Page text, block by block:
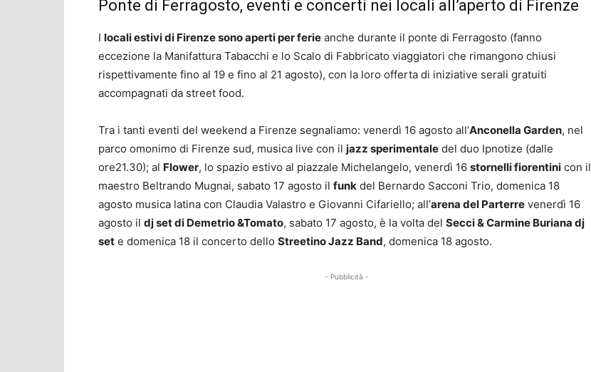
Ponte di Ferragosto, eventi e concerti nei locali all’aperto di Firenze
I locali estivi di Firenze sono aperti per ferie anche durante il ponte di Ferragosto (fanno
eccezione la Manifattura Tabacchi e lo Scalo di Fabbricato viaggiatori che rimangono chiusi
rispettivamente fino al 19 e fino al 21 agosto), con la loro offerta di iniziative serali gratuiti
accompagnati da street food.
Tra i tanti eventi del weekend a Firenze segnaliamo: venerdì 16 agosto all’Anconella Garden, nel
parco omonimo di Firenze sud, musica live con il jazz sperimentale del duo Ipnotize (dalle
ore21.30); al Flower, lo spazio estivo al piazzale Michelangelo, venerdì 16 stornelli fiorentini con il
maestro Beltrando Mugnai, sabato 17 agosto il funk del Bernardo Sacconi Trio, domenica 18
agosto musica latina con Claudia Valastro e Giovanni Cifariello; all’arena del Parterre venerdì 16
agosto il dj set di Demetrio &Tomato, sabato 17 agosto, è la volta del Secci & Carmine Buriana dj
set e domenica 18 il concerto dello Streetino Jazz Band, domenica 18 agosto.
- Pubblicità -